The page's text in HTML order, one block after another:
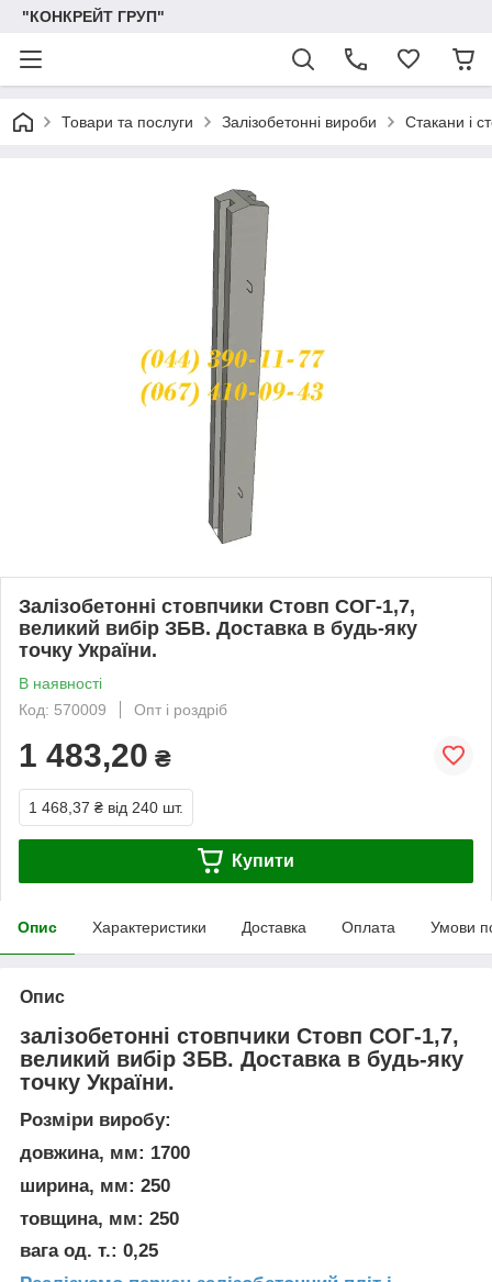
"КОНКРЕЙТ ГРУП"
Товари та послуги Залізобетонні вироби Стакани і
Залізобетонні стовпчики Стовп СОГ-1,7,
великий вибір ЗБВ. Доставка в будь-яку
точку України.
В наявності
Код: 570009
Опт і роздріб
1 483,20 ₴
1 468,37 ₴ від 240 шт.
Купити
Опис Характеристики Доставка Оплата Умови
Опис
залізобетонні стовпчики Стовп СОГ-1,7,
великий вибір ЗБВ. Доставка в будь-яку
точку України.
Розміри виробу:
довжина, мм: 1700
ширина, мм: 250
товщина, мм: 250
вага од. т.: 0,25